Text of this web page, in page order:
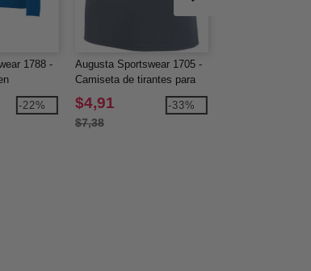
1788 -
manga
V para
-22%
Augusta Sportswear 1705 -
Camiseta de tirantes para
entrenamiento de mujer
$4,91
$7,38
-33%